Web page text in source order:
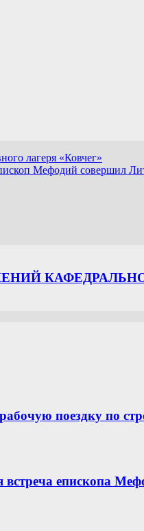
лагеря «Ковчег»
Мефодий совершил
поездку по
епископа